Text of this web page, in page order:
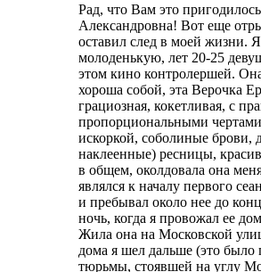
Рад, что Вам это
Александровна! Вот еще
оставил след в моей жизни.
молоденькую, лет 20-25
этом кино контролершей.
хороша собой, эта Верочка
грациозная, кокетливая, с
пропорциональными чертами
искоркой, соболиные брови,
наклеенные) ресницы,
в общем, околдовала она
являлся к началу первого
и пребывал около нее до
ночь, когда я провожал ее
Жила она на Московской
дома я шел дальше (это было
тюрьмы, стоявшей на углу